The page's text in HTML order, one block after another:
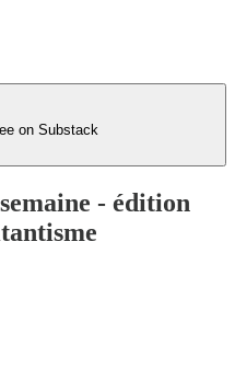
on Substack
- édition